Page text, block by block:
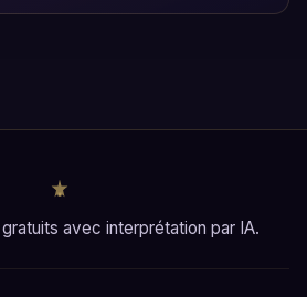
avec interprétation par IA.